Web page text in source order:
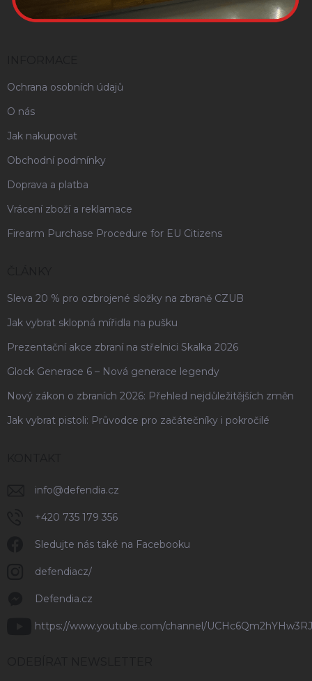
Ochrana osobních údajů
O nás
Jak nakupovat
Obchodní podmínky
Doprava a platba
Vrácení zboží a reklamace
Firearm Purchase Procedure for EU Citizens
Sleva 20 % pro ozbrojené složky na zbraně CZUB
Jak vybrat sklopná mířidla na pušku
Prezentační akce zbraní na střelnici Skalka 2026
Glock Generace 6 – Nová generace legendy
Nový zákon o zbraních 2026: Přehled nejdůležitějších změn
Jak vybrat pistoli: Průvodce pro začátečníky i pokročilé
info@defendia.cz
+420 735 179 356
Sledujte nás také na Facebooku
defendiacz/
Defendia.cz
https://www.youtube.com/channel/